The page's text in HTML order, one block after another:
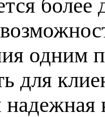
одним
для
надежная